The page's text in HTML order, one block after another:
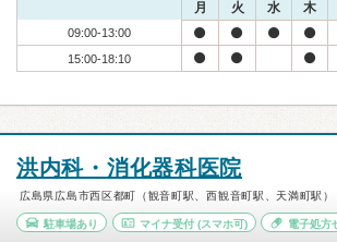
月 火 水 木
09:00-13:00
15:00-18:10
洪内科・消化器科医院
広島県広島市西区都町（観音町駅、西観音町駅、天満町駅）
駐車場あり マイナ受付(スマホ可) 電子処方